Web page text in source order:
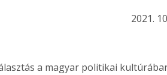
2021.
a magyar politikai